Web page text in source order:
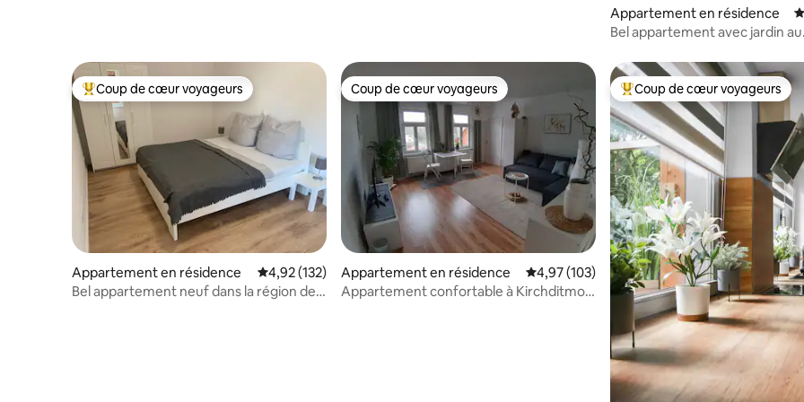
Appartement en résidence
Bel appartement avec jardin au
Coups de cœur voyageurs les plus appréciés
Coup de cœur voyageurs
Appartement en résidence Évaluation moyenne sur la base de 132 commentaires : 4,92 sur 5
4,92 (132)
Bel appartement neuf dans la région des
Coup de cœur voyageurs
Coup de cœur voyageurs
Appartement en résidence Évaluation moyenne sur la base de 103
4,97 (103)
Appartement confortable à Kirchditmold
Coups de cœur voyageurs les
Coup de cœur voyageurs